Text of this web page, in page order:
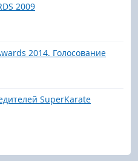
2009
2014. Голосование
SuperKarate